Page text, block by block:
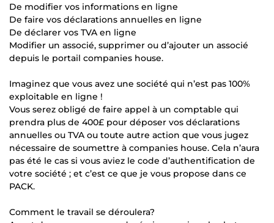
De modifier vos informations en ligne
De faire vos déclarations annuelles en ligne
De déclarer vos TVA en ligne
Modifier un associé, supprimer ou d’ajouter un associé
depuis le portail companies house.
Imaginez que vous avez une société qui n’est pas 100%
exploitable en ligne !
Vous serez obligé de faire appel à un comptable qui
prendra plus de 400£ pour déposer vos déclarations
annuelles ou TVA ou toute autre action que vous jugez
nécessaire de soumettre à companies house. Cela n’aura
pas été le cas si vous aviez le code d’authentification de
votre société ; et c’est ce que je vous propose dans ce
PACK.
Comment le travail se déroulera?